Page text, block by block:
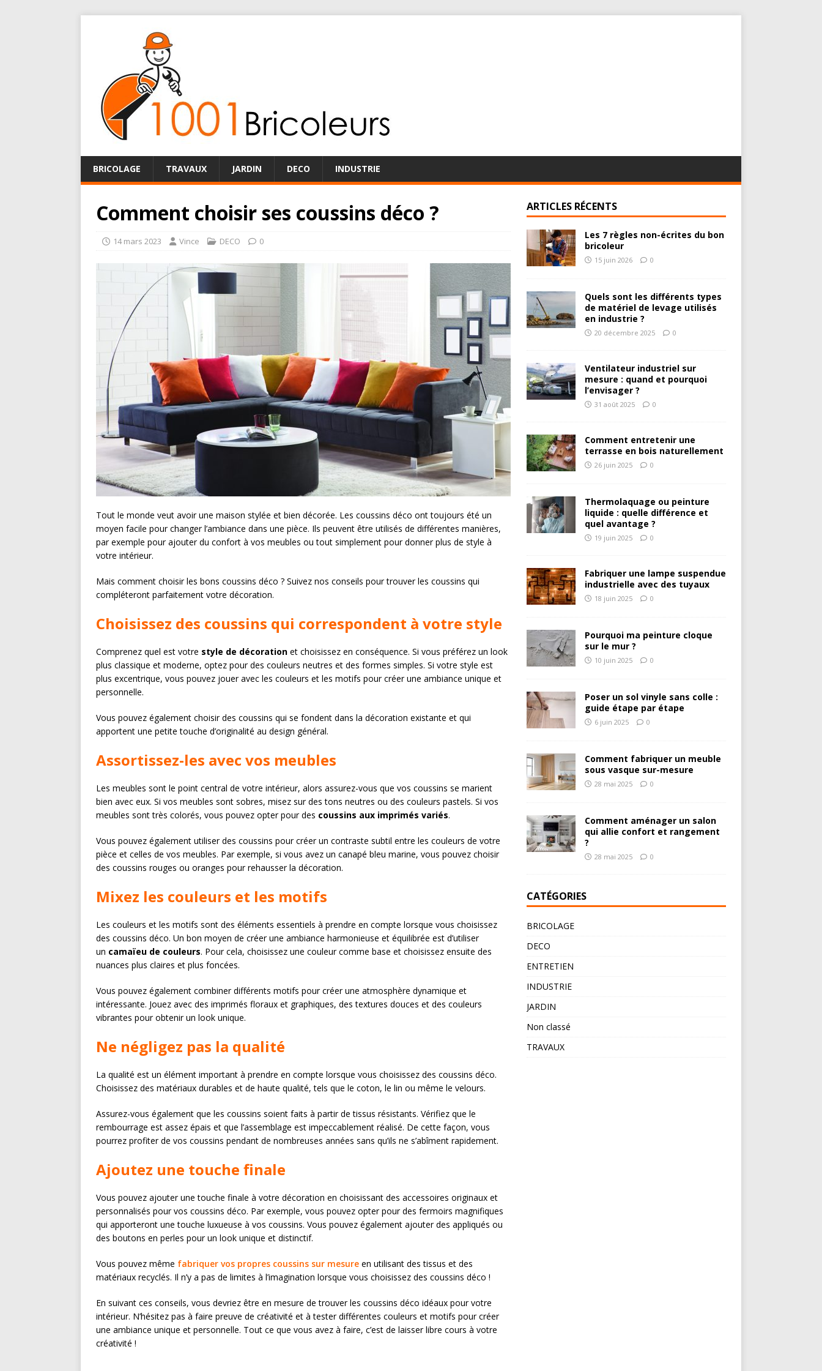
BRICOLAGE TRAVAUX JARDIN DECO INDUSTRIE
Comment choisir ses coussins déco ?
14 mars 2023 Vince DECO 0
Tout le monde veut avoir une maison stylée et bien décorée. Les coussins déco ont toujours été un
moyen facile pour changer l’ambiance dans une pièce. Ils peuvent être utilisés de différentes manières,
par exemple pour ajouter du confort à vos meubles ou tout simplement pour donner plus de style à
votre intérieur.
Mais comment choisir les bons coussins déco ? Suivez nos conseils pour trouver les coussins qui
compléteront parfaitement votre décoration.
Choisissez des coussins qui correspondent à votre style
Comprenez quel est votre style de décoration et choisissez en conséquence. Si vous préférez un look
plus classique et moderne, optez pour des couleurs neutres et des formes simples. Si votre style est
plus excentrique, vous pouvez jouer avec les couleurs et les motifs pour créer une ambiance unique et
personnelle.
Vous pouvez également choisir des coussins qui se fondent dans la décoration existante et qui
apportent une petite touche d’originalité au design général.
Assortissez-les avec vos meubles
Les meubles sont le point central de votre intérieur, alors assurez-vous que vos coussins se marient
bien avec eux. Si vos meubles sont sobres, misez sur des tons neutres ou des couleurs pastels. Si vos
meubles sont très colorés, vous pouvez opter pour des coussins aux imprimés variés.
Vous pouvez également utiliser des coussins pour créer un contraste subtil entre les couleurs de votre
pièce et celles de vos meubles. Par exemple, si vous avez un canapé bleu marine, vous pouvez choisir
des coussins rouges ou oranges pour rehausser la décoration.
Mixez les couleurs et les motifs
Les couleurs et les motifs sont des éléments essentiels à prendre en compte lorsque vous choisissez
des coussins déco. Un bon moyen de créer une ambiance harmonieuse et équilibrée est d’utiliser
un camaïeu de couleurs. Pour cela, choisissez une couleur comme base et choisissez ensuite des
nuances plus claires et plus foncées.
Vous pouvez également combiner différents motifs pour créer une atmosphère dynamique et
intéressante. Jouez avec des imprimés floraux et graphiques, des textures douces et des couleurs
vibrantes pour obtenir un look unique.
Ne négligez pas la qualité
La qualité est un élément important à prendre en compte lorsque vous choisissez des coussins déco.
Choisissez des matériaux durables et de haute qualité, tels que le coton, le lin ou même le velours.
Assurez-vous également que les coussins soient faits à partir de tissus résistants. Vérifiez que le
rembourrage est assez épais et que l’assemblage est impeccablement réalisé. De cette façon, vous
pourrez profiter de vos coussins pendant de nombreuses années sans qu’ils ne s’abîment rapidement.
Ajoutez une touche finale
Vous pouvez ajouter une touche finale à votre décoration en choisissant des accessoires originaux et
personnalisés pour vos coussins déco. Par exemple, vous pouvez opter pour des fermoirs magnifiques
qui apporteront une touche luxueuse à vos coussins. Vous pouvez également ajouter des appliqués ou
des boutons en perles pour un look unique et distinctif.
Vous pouvez même fabriquer vos propres coussins sur mesure en utilisant des tissus et des
matériaux recyclés. Il n’y a pas de limites à l’imagination lorsque vous choisissez des coussins déco !
En suivant ces conseils, vous devriez être en mesure de trouver les coussins déco idéaux pour votre
intérieur. N’hésitez pas à faire preuve de créativité et à tester différentes couleurs et motifs pour créer
une ambiance unique et personnelle. Tout ce que vous avez à faire, c’est de laisser libre cours à votre
créativité !
ARTICLES RÉCENTS
Les 7 règles non-écrites du bon
bricoleur
15 juin 2026 0
Quels sont les différents types
de matériel de levage utilisés
en industrie ?
20 décembre 2025 0
Ventilateur industriel sur
mesure : quand et pourquoi
l’envisager ?
31 août 2025 0
Comment entretenir une
terrasse en bois naturellement
26 juin 2025 0
Thermolaquage ou peinture
liquide : quelle différence et
quel avantage ?
19 juin 2025 0
Fabriquer une lampe suspendue
industrielle avec des tuyaux
18 juin 2025 0
Pourquoi ma peinture cloque
sur le mur ?
10 juin 2025 0
Poser un sol vinyle sans colle :
guide étape par étape
6 juin 2025 0
Comment fabriquer un meuble
sous vasque sur-mesure
28 mai 2025 0
Comment aménager un salon
qui allie confort et rangement
?
28 mai 2025 0
CATÉGORIES
BRICOLAGE
DECO
ENTRETIEN
INDUSTRIE
JARDIN
Non classé
TRAVAUX